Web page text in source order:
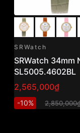
SRWatch
SRWatch 34mm
SL5005.4602BL
2,565,000₫
-10%